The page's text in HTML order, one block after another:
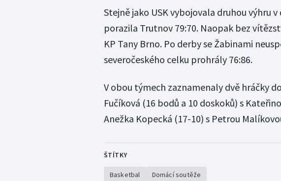
Stejně jako USK vybojovala druhou výhru
porazila Trutnov 79:70. Naopak bez
KP Tany Brno. Po derby se Žabinami
severočeského celku prohrály 76:86.
V obou týmech zaznamenaly dvě hráčky
Fučíková (16 bodů a 10 doskoků) s
Anežka Kopecká (17-10) s Petrou
ŠTÍTKY
Basketbal Domácí soutěže